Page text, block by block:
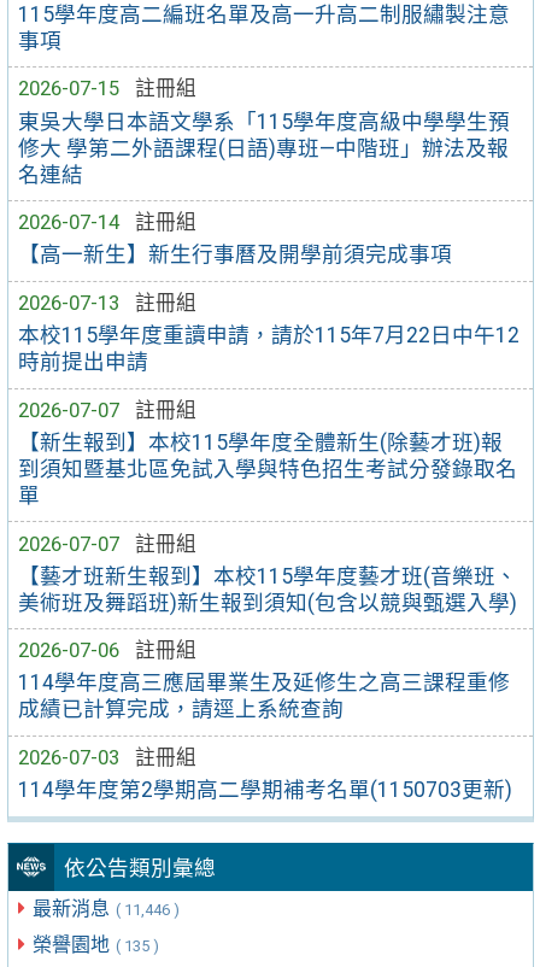
115學年度高二編班名單及高一升高二制服繡製注意
事項
2026-07-15
註冊組
東吳大學日本語文學系「115學年度高級中學學生預
修大 學第二外語課程(日語)專班—中階班」辦法及報
名連結
2026-07-14
註冊組
【高一新生】新生行事曆及開學前須完成事項
2026-07-13
註冊組
本校115學年度重讀申請，請於115年7月22日中午12
時前提出申請
2026-07-07
註冊組
【新生報到】本校115學年度全體新生(除藝才班)報
到須知暨基北區免試入學與特色招生考試分發錄取名
單
2026-07-07
註冊組
【藝才班新生報到】本校115學年度藝才班(音樂班、
美術班及舞蹈班)新生報到須知(包含以競與甄選入學)
2026-07-06
註冊組
114學年度高三應屆畢業生及延修生之高三課程重修
成績已計算完成，請逕上系統查詢
2026-07-03
註冊組
114學年度第2學期高二學期補考名單(1150703更新)
依公告類別彙總
最新消息 ( 11,446 )
榮譽園地 ( 135 )